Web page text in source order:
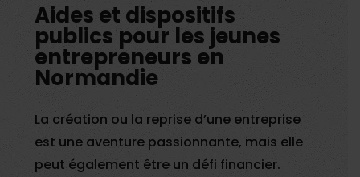
Aides et dispositifs
publics pour les jeunes
entrepreneurs en
Normandie
La création ou la reprise d’une entreprise
est une aventure passionnante, mais elle
peut également être un défi financier.